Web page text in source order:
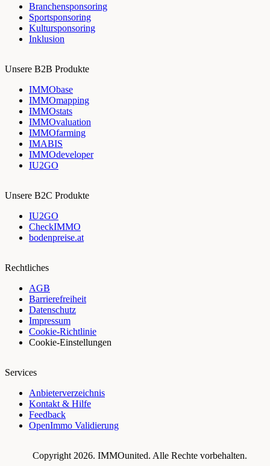
Branchensponsoring
Sportsponsoring
Kultursponsoring
Inklusion
Unsere B2B Produkte
IMMObase
IMMOmapping
IMMOstats
IMMOvaluation
IMMOfarming
IMABIS
IMMOdeveloper
IU2GO
Unsere B2C Produkte
IU2GO
CheckIMMO
bodenpreise.at
Rechtliches
AGB
Barrierefreiheit
Datenschutz
Impressum
Cookie-Richtlinie
Cookie-Einstellungen
Services
Anbieterverzeichnis
Kontakt & Hilfe
Feedback
OpenImmo Validierung
Copyright 2026. IMMOunited. Alle Rechte vorbehalten.